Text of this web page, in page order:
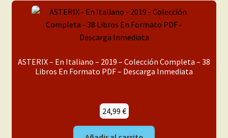
ASTERIX – En Italiano – 2019 – Colección Completa – 38
Libros En Formato PDF – Descarga Inmediata
24,99 €